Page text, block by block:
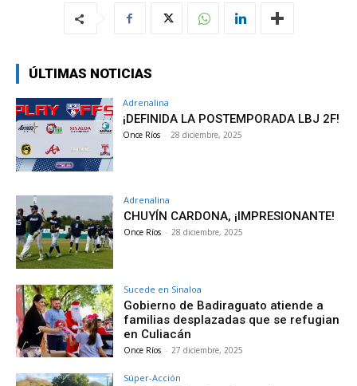
ÚLTIMAS NOTICIAS
Adrenalina
¡DEFINIDA LA POSTEMPORADA LBJ 2F!
Once Ríos - 28 diciembre, 2025
Adrenalina
CHUYÍN CARDONA, ¡IMPRESIONANTE!
Once Ríos - 28 diciembre, 2025
Sucede en Sinaloa
Gobierno de Badiraguato atiende a
familias desplazadas que se refugian
en Culiacán
Once Ríos - 27 diciembre, 2025
Súper-Acción